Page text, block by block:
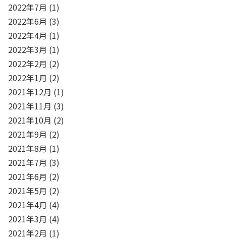
2022年7月 (1)
2022年6月 (3)
2022年4月 (1)
2022年3月 (1)
2022年2月 (2)
2022年1月 (2)
2021年12月 (1)
2021年11月 (3)
2021年10月 (2)
2021年9月 (2)
2021年8月 (1)
2021年7月 (3)
2021年6月 (2)
2021年5月 (2)
2021年4月 (4)
2021年3月 (4)
2021年2月 (1)